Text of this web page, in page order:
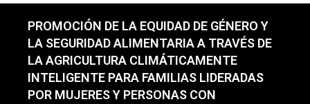
PROMOCIÓN DE LA EQUIDAD DE GÉNERO Y
LA SEGURIDAD ALIMENTARIA A TRAVÉS DE
LA AGRICULTURA CLIMÁTICAMENTE
INTELIGENTE PARA FAMILIAS LIDERADAS
POR MUJERES Y PERSONAS CON